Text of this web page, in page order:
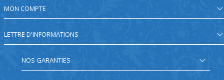
MON COMPTE
LETTRE D'INFORMATIONS
NOS GARANTIES